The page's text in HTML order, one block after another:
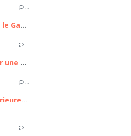
…
Dératisation dans le Gard : ces 3 erreurs qui aggravent l'invasion de rongeurs
…
Comment installer une tente de toit ?
…
L'esthétique extérieure des nouveaux modèles de mobil homes
…